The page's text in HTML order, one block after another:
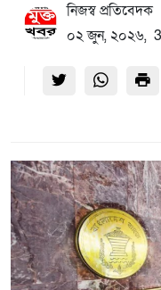
নিজস্ব প্রতিবেদক
০২ জুন, ২০২৬,